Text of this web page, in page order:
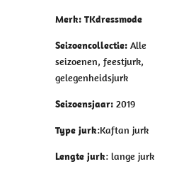
Merk: TKdressmode
Seizoencollectie: Alle
seizoenen, feestjurk,
gelegenheidsjurk
Seizoensjaar: 2019
Type jurk:Kaftan jurk
Lengte jurk: lange jurk